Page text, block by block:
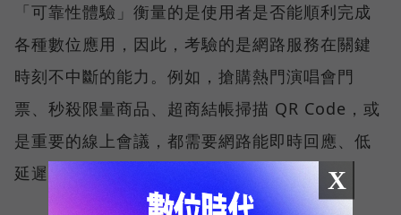
「可靠性體驗」衡量的是使用者是否能順利完成
各種數位應用，因此，考驗的是網路服務在關鍵
時刻不中斷的能力。例如，搶購熱門演唱會門
票、秒殺限量商品、超商結帳掃描 QR Code，或
是重要的線上會議，都需要網路能即時回應、低
延遲且持續運作。
X